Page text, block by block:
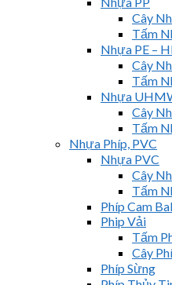
Cây
Tấm
Nhựa PE –
Cây
Tấm
Nhựa
Cây
Tấm
Nhựa Phíp, PVC
Nhựa PVC
Cây
Tấm
Phíp Cam
Phip Vải
Tấm
Cây
Phíp Sừng